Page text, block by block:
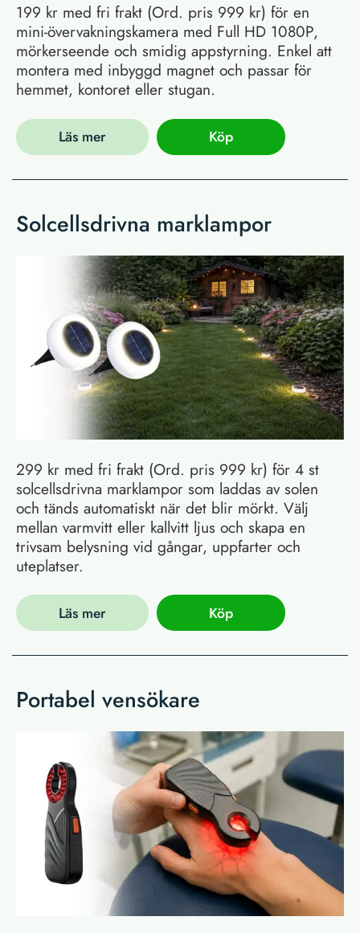
199 kr med fri frakt (Ord. pris 999 kr) för en
mini-övervakningskamera med Full HD 1080P,
mörkerseende och smidig appstyrning. Enkel att
montera med inbyggd magnet och passar för
hemmet, kontoret eller stugan.
Läs mer Köp
Solcellsdrivna marklampor
299 kr med fri frakt (Ord. pris 999 kr) för 4 st
solcellsdrivna marklampor som laddas av solen
och tänds automatiskt när det blir mörkt. Välj
mellan varmvitt eller kallvitt ljus och skapa en
trivsam belysning vid gångar, uppfarter och
uteplatser.
Läs mer Köp
Portabel vensökare